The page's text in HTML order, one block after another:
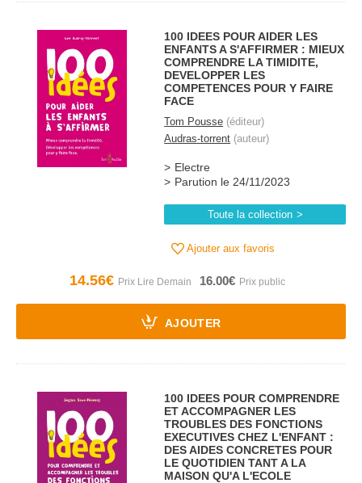
100 IDEES POUR AIDER LES
ENFANTS A S'AFFIRMER : MIEUX
COMPRENDRE LA TIMIDITE,
DEVELOPPER LES
COMPETENCES POUR Y FAIRE
FACE
Tom Pousse (éditeur)
Audras-torrent (auteur)
Electre
Parution le 24/11/2023
Toute la collection
Ajouter aux favoris
14.56€ 16.00€
AJOUTER
100 IDEES POUR COMPRENDRE
ET ACCOMPAGNER LES
TROUBLES DES FONCTIONS
EXECUTIVES CHEZ L'ENFANT :
DES AIDES CONCRETES POUR
LE QUOTIDIEN TANT A LA
MAISON QU'A L'ECOLE